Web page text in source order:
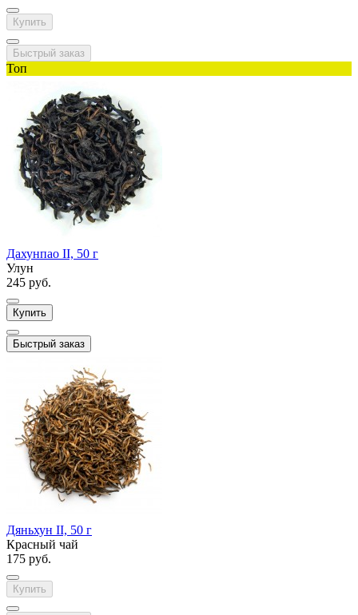
Купить
Быстрый заказ
Топ
Дахунпао II, 50 г
Улун
245 руб.
Купить
Быстрый заказ
Дяньхун II, 50 г
Красный чай
175 руб.
Купить